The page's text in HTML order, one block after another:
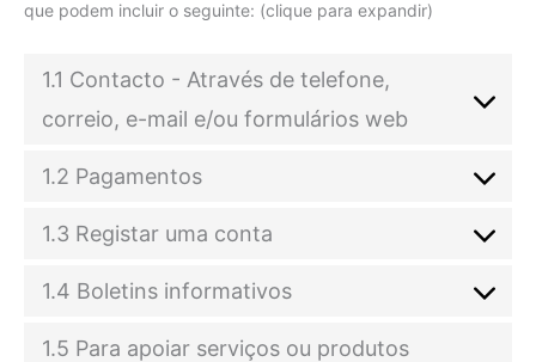
que podem incluir o seguinte: (clique para expandir)
1.1 Contacto - Através de telefone,
correio, e-mail e/ou formulários web
1.2 Pagamentos
1.3 Registar uma conta
1.4 Boletins informativos
1.5 Para apoiar serviços ou produtos